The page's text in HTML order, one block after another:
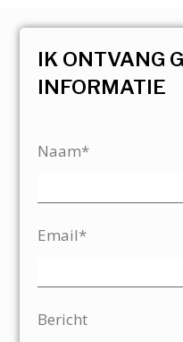
IK ONTVANG
INFORMATIE
Naam*
Email*
Bericht